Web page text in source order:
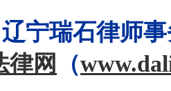
辽宁瑞石律师
律网 （